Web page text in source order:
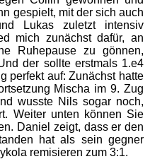
gespielt, mit der sich auch
Lukas zuletzt intensiv
mich zunächst dafür, an
Ruhepause zu gönnen,
der sollte erstmals 1.e4
perfekt auf: Zunächst hatte
Mischa im 9. Zug
wusste Nils sogar noch,
Weiter unten können Sie
Daniel zeigt, dass er den
hat als sein gegner
remisieren zum 3:1.